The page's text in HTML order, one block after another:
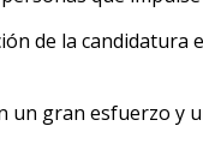
de la
un gran esfuerzo y